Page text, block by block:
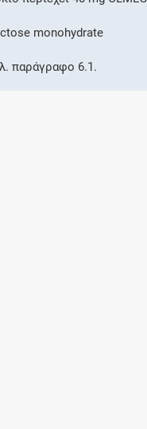
monohydrate
παράγραφο 6.1.